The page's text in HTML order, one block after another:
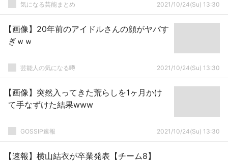
気になる芸能まとめ 2021/10/24(Su) 13:30
【画像】20年前のアイドルさんの顔がヤバす
ぎｗｗ
芸能人の気になる噂 2021/10/24(Su) 13:30
【画像】突然入ってきた荒らしを1ヶ月かけ
て手なずけた結果www
GOSSIP速報 2021/10/24(Su) 13:30
【速報】横山結衣が卒業発表【チーム8】